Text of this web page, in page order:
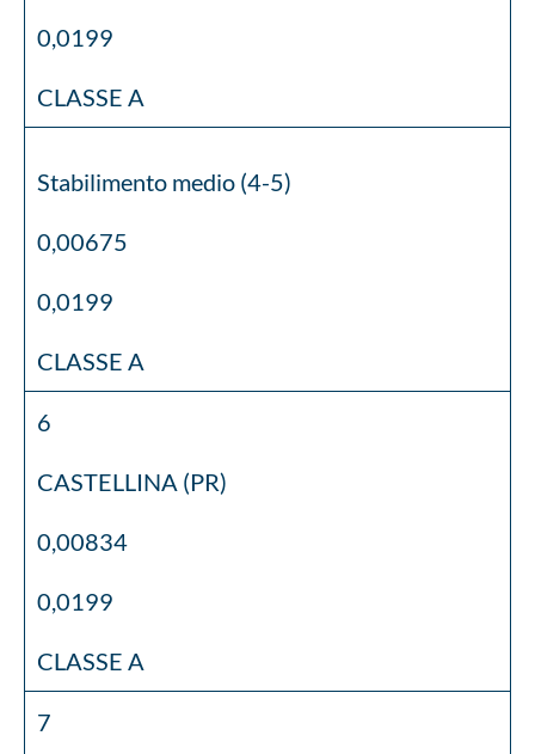
0,0199
CLASSE A
Stabilimento medio (4-5)
0,00675
0,0199
CLASSE A
6
CASTELLINA (PR)
0,00834
0,0199
CLASSE A
7